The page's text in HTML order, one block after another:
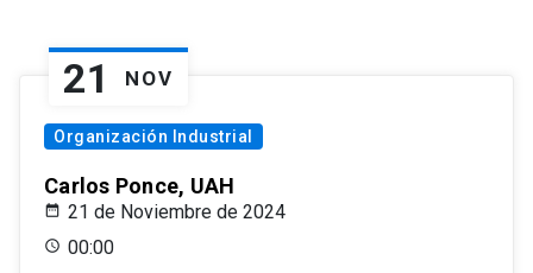
21 NOV
Organización Industrial
Carlos Ponce, UAH
21 de Noviembre de 2024
00:00